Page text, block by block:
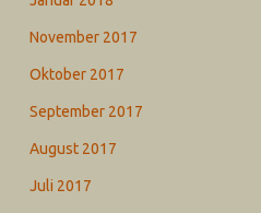
November 2017
Oktober 2017
September 2017
August 2017
Juli 2017